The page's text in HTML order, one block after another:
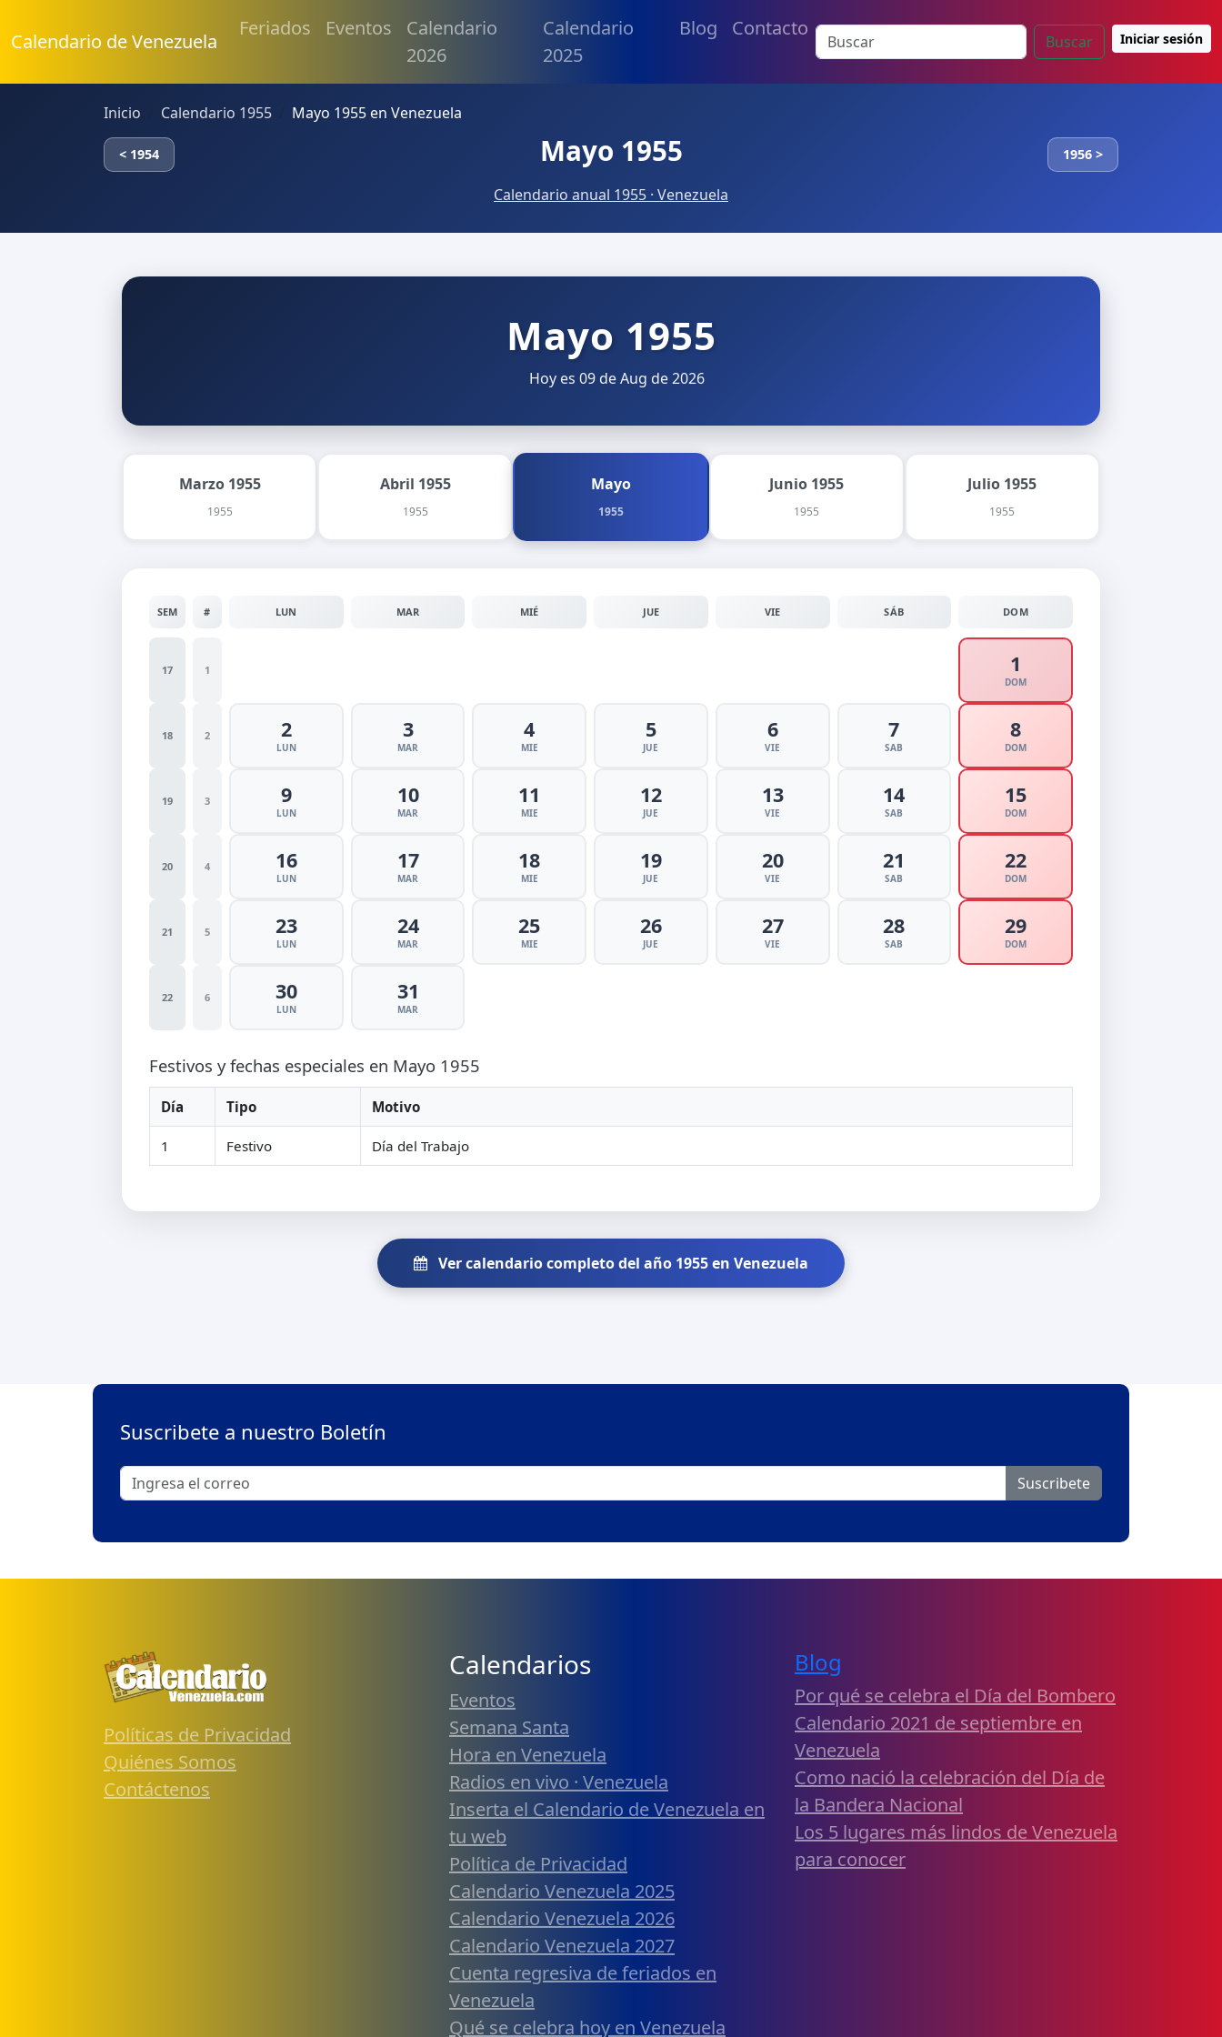
Calendario de Venezuela
Feriados Eventos
Calendario
2026
Calendario
2025
Blog Contacto
Buscar Iniciar sesión
Inicio Calendario 1955 Mayo 1955 en Venezuela
< 1954 Mayo 1955 1956 >
Calendario anual 1955 · Venezuela
Mayo 1955
Hoy es 09 de Aug de 2026
Marzo 1955
1955
Abril 1955
1955
Mayo
1955
Junio 1955
1955
Julio 1955
1955
SEM # LUN MAR MIÉ JUE VIE SÁB DOM
17 1 1
DOM
18 2 2
LUN
3
MAR
4
MIE
5
JUE
6
VIE
7
SAB
8
DOM
19 3 9
LUN
10
MAR
11
MIE
12
JUE
13
VIE
14
SAB
15
DOM
20 4 16
LUN
17
MAR
18
MIE
19
JUE
20
VIE
21
SAB
22
DOM
21 5 23
LUN
24
MAR
25
MIE
26
JUE
27
VIE
28
SAB
29
DOM
22 6 30
LUN
31
MAR
Festivos y fechas especiales en Mayo 1955
Día Tipo Motivo
1 Festivo Día del Trabajo
Ver calendario completo del año 1955 en Venezuela
Suscribete a nuestro Boletín
Suscribete
Políticas de Privacidad
Quiénes Somos
Contáctenos
Calendarios
Eventos
Semana Santa
Hora en Venezuela
Radios en vivo · Venezuela
Inserta el Calendario de Venezuela en
tu web
Política de Privacidad
Calendario Venezuela 2025
Calendario Venezuela 2026
Calendario Venezuela 2027
Cuenta regresiva de feriados en
Venezuela
Qué se celebra hoy en Venezuela
Blog
Por qué se celebra el Día del Bombero
Calendario 2021 de septiembre en
Venezuela
Como nació la celebración del Día de
la Bandera Nacional
Los 5 lugares más lindos de Venezuela
para conocer